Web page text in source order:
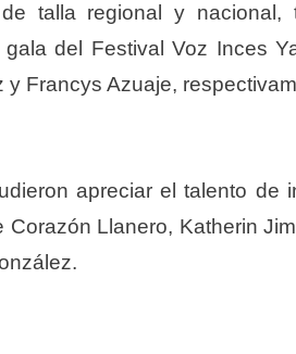
talla regional y nacional,
del Festival Voz Inces
Francys Azuaje,
apreciar el talento de
Llanero, Katherin